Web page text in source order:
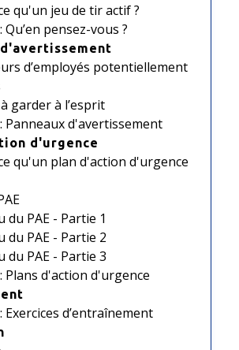
qu'un jeu de tir actif ?
Qu’en pensez-vous ?
d'avertissement
d’employés potentiellement
garder à l’esprit
Panneaux d'avertissement
d'urgence
qu'un plan d'action d'urgence
du PAE - Partie 1
du PAE - Partie 2
du PAE - Partie 3
Plans d'action d'urgence
Exercices d’entraînement